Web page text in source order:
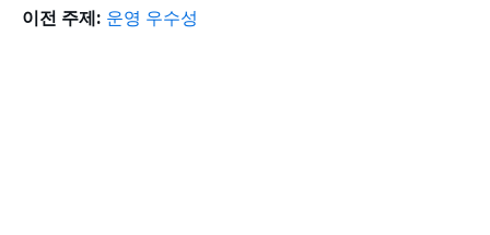
이전 주제: 운영 우수성